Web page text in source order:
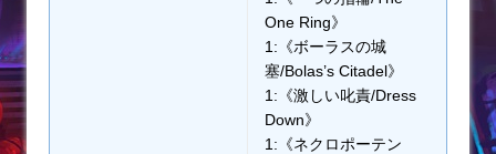
One Ring》
1:《ボーラスの城
塞/Bolas’s Citadel》
1:《激しい叱責/Dress
Down》
1:《ネクロポーテン